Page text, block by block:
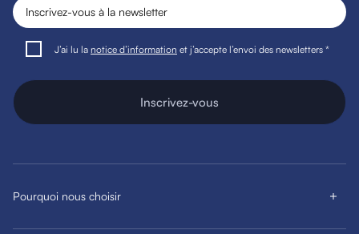
J’ai lu la notice d’information et j’accepte l’envoi des newsletters *
Inscrivez-vous
Pourquoi nous choisir